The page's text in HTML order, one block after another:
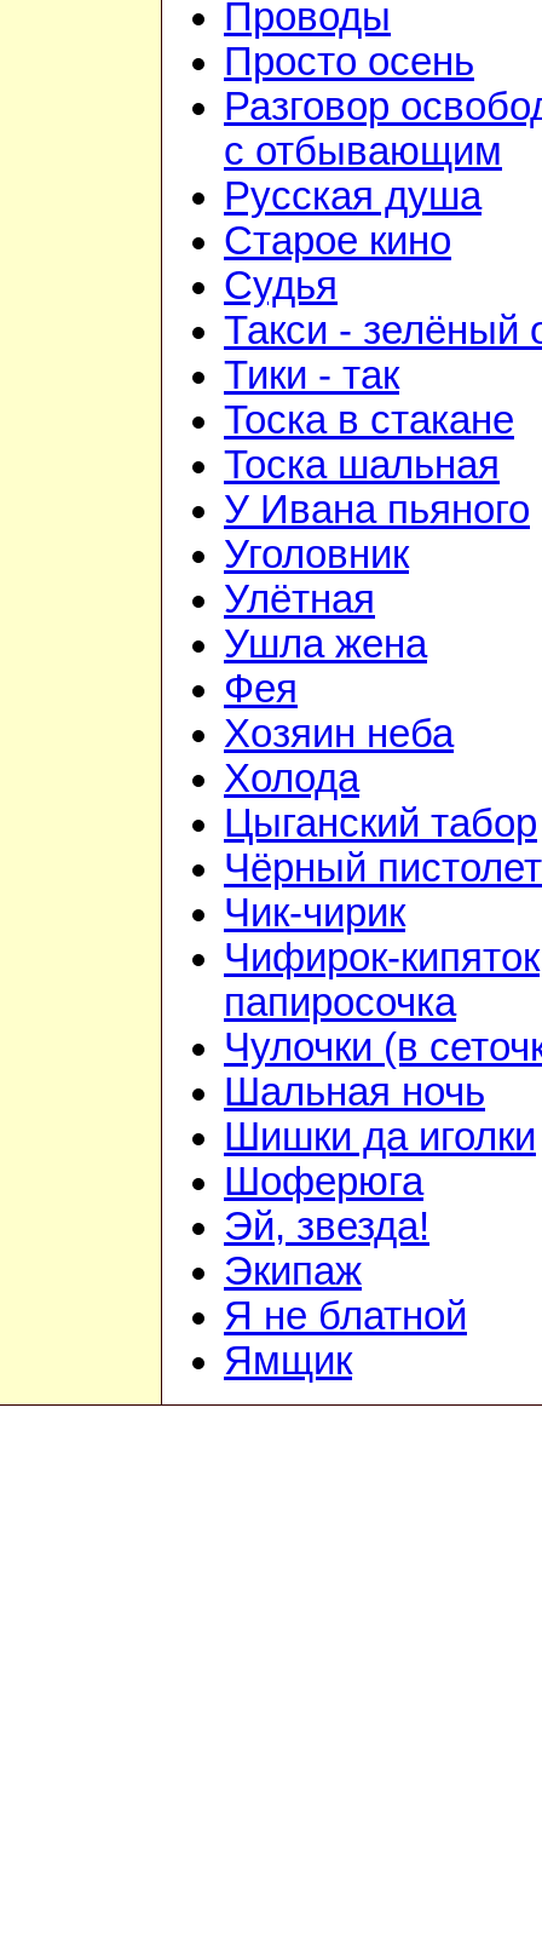
Проводы
Просто осень
Разговор
с отбывающим
Русская душа
Старое кино
Судья
Такси - зелёный
Тики - так
Тоска в стакане
Тоска шальная
У Ивана пьяного
Уголовник
Улётная
Ушла жена
Фея
Хозяин неба
Холода
Цыганский табор
Чёрный пистолет
Чик-чирик
Чифирок-
папиросочка
Чулочки (в
Шальная ночь
Шишки да иголки
Шоферюга
Эй, звезда!
Экипаж
Я не блатной
Ямщик